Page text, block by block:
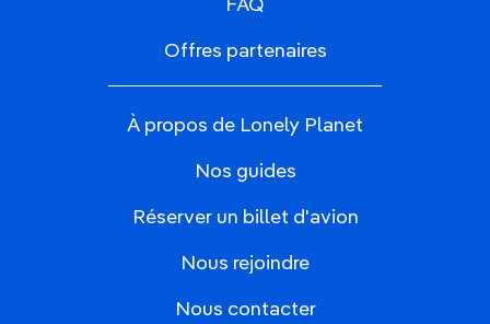
FAQ
Offres partenaires
À propos de Lonely Planet
Nos guides
Réserver un billet d'avion
Nous rejoindre
Nous contacter